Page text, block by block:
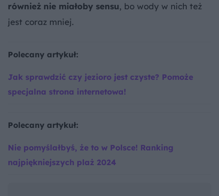
również nie miałoby sensu, bo wody w nich też
jest coraz mniej.
Polecany artykuł:
Jak sprawdzić czy jezioro jest czyste? Pomoże
specjalna strona internetowa!
Polecany artykuł:
Nie pomyślałbyś, że to w Polsce! Ranking
najpiękniejszych plaż 2024